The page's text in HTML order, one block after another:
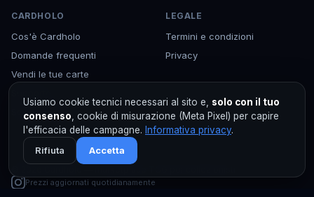
CARDHOLO
Cos'è Cardholo
Domande frequenti
Vendi le tue carte
Scarica l'app
LEGALE
Termini e condizioni
Privacy
Prezzi aggiornati quotidianamente
Usiamo cookie tecnici necessari al sito e, solo con il tuo
consenso , cookie di misurazione (Meta Pixel) per capire
l'efficacia delle campagne. Informativa privacy.
Rifiuta
Accetta